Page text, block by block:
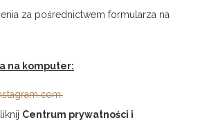
za pośrednictwem formularza na
na komputer:
Centrum prywatności i